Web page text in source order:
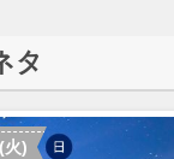
タ
火)